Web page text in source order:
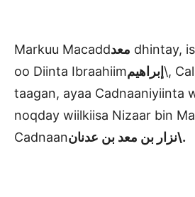
Markuu Macaddمعد dhintay,
oo Diinta Ibraahiimإبراهيم \,
taagan, ayaa Cadnaaniyiinta
noqday wiilkiisa Nizaar bin
Cadnaan
نزار بن معد بن عدنان\.